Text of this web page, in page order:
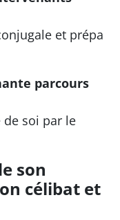
et prépa
parcours
de soi par le
son
célibat et